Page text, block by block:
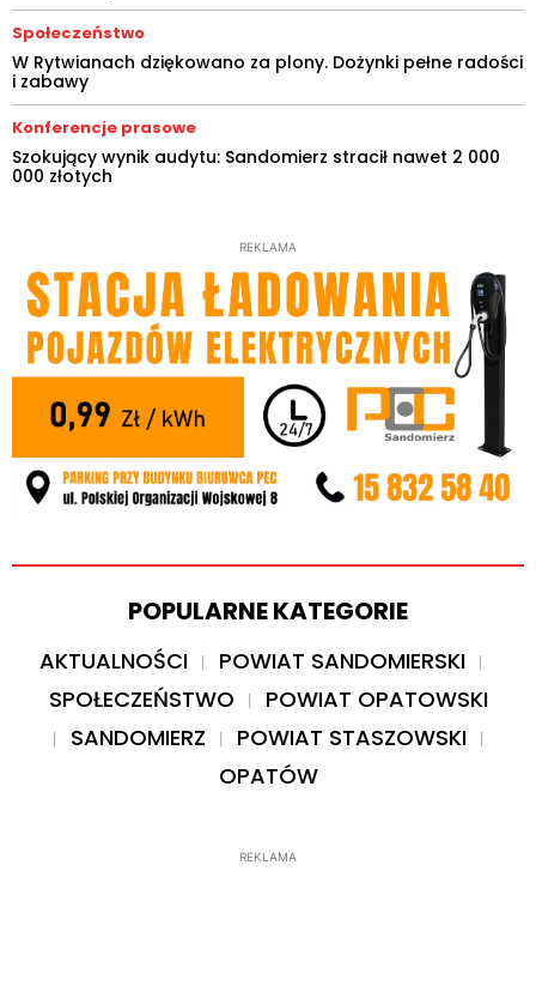
Społeczeństwo
W Rytwianach dziękowano za plony. Dożynki pełne radości
i zabawy
Konferencje prasowe
Szokujący wynik audytu: Sandomierz stracił nawet 2 000
000 złotych
REKLAMA
POPULARNE KATEGORIE
AKTUALNOŚCI
POWIAT SANDOMIERSKI
SPOŁECZEŃSTWO
POWIAT OPATOWSKI
SANDOMIERZ
POWIAT STASZOWSKI
OPATÓW
REKLAMA